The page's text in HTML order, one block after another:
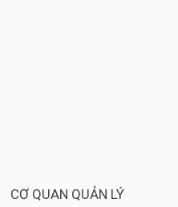
CƠ QUAN QUẢN LÝ